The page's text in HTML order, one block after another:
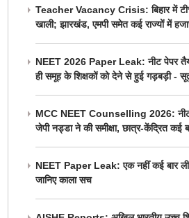
Teacher Vacancy Crisis: बिहार में
खाली; झारखंड, एमपी समेत कई राज्यों में
NEET 2026 Paper Leak: नीट पेपर
ही समूह के शिक्षकों को देने से हुई गड़बड़ी -
MCC NEET Counselling 2026:
जेपी नड्डा ने की समीक्षा, छात्र-केंद्रित कई
NEET Paper Leak: एक नहीं कई बार
जानिए काला सच